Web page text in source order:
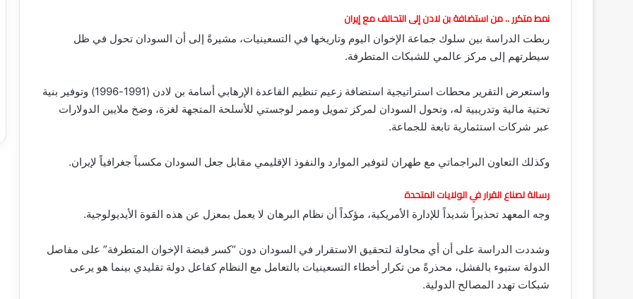
نمط متكرر .. من استضافة بن لادن إلى التحالف مع إيران
ربطت الدراسة بين سلوك جماعة الإخوان اليوم وتاريخها في التسعينيات، مشيرةً إلى أن السودان تحول في ظل
سيطرتهم إلى مركز عالمي للشبكات المتطرفة.
واستعرض التقرير محطات استراتيجية استضافة زعيم تنظيم القاعدة الإرهابي أسامة بن لادن (1991-1996) وتوفير بنية
تحتية مالية وتدريبية له، وتحول السودان لمركز تمويل وممر لوجستي للأسلحة المتجهة لغزة، وضخ ملايين الدولارات
عبر شركات استثمارية تابعة للجماعة.
وكذلك التعاون البراجماتي مع طهران لتوفير الموارد والنفوذ الإقليمي مقابل جعل السودان مكسباً جغرافياً لإيران.
رسالة لصناع القرار في الولايات المتحدة
وجه المعهد تحذيراً شديداً للإدارة الأمريكية، مؤكداً أن نظام البرهان لا يعمل بمعزل عن هذه القوة الأيديولوجية.
وشددت الدراسة على أن أي محاولة لتحقيق الاستقرار في السودان دون “كسر قبضة الإخوان المتطرفة” على مفاصل
الدولة ستبوء بالفشل، محذرةً من تكرار أخطاء التسعينيات بالتعامل مع النظام كفاعل دولة تقليدي بينما هو يرعى
شبكات تهدد المصالح الدولية.